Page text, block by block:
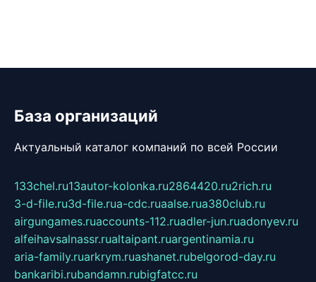
База организаций
Актуальный каталог компаний по всей России
133chel.ru13autor-kolonka.ru2864420.ru2rich.ru
3-d-file.ru3d-file.rua-cdc.ruaalse.rua380club.ru
airgungames.ruaccounts-112.ruadler-jun.ruadonyev.ru
alfeihavsalnassr.rualtaipant.ruargentinamia.ru
aria-family.ruarkrym.ruashanet.rubelgorod-day.ru
bankaribi.rubandamn.rubigfatcc.ru